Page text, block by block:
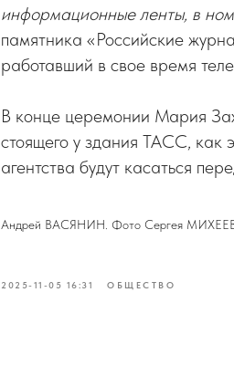
информационные ленты, в
памятника «Российские
работавший в свое время
В конце церемонии Мария
стоящего у здания ТАСС, как
агентства будут касаться
Андрей ВАСЯНИН. Фото Сергея
2025-11-05 16:31 ОБЩЕСТВО